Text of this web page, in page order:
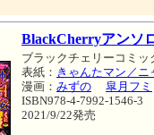
BlackCherryアンソ
ブラックチェリーコミッ
表紙： きゃんたマン／ニ
漫画： みずの
皐月フミ
ISBN978-4-7992-1546-3
2021/9/22発売